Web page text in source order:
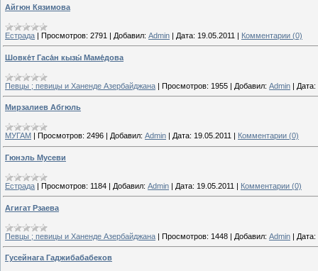
Айгюн Кязимова
Естрада | Просмотров: 2791 | Добавил: Admin | Дата: 19.05.2011 | Комментарии (0)
Шовке́т Гаса́н кызы́ Маме́дова
Певцы ; певицы и Ханенде Азербайджана | Просмотров: 1955 | Добавил: Admin | Дата:
Мирзалиев Абгюль
МУГАМ Просмотров: 2496 Добавил: Admin Дата: 19.05.2011 Комментарии (0)
Гюнэль Мусеви
Естрада | Просмотров: 1184 | Добавил: Admin | Дата: 19.05.2011 | Комментарии (0)
Агигат Рзаева
Певцы ; певицы и Ханенде Азербайджана | Просмотров: 1448 | Добавил: Admin | Дата:
Гусейнага Гаджибабабеков